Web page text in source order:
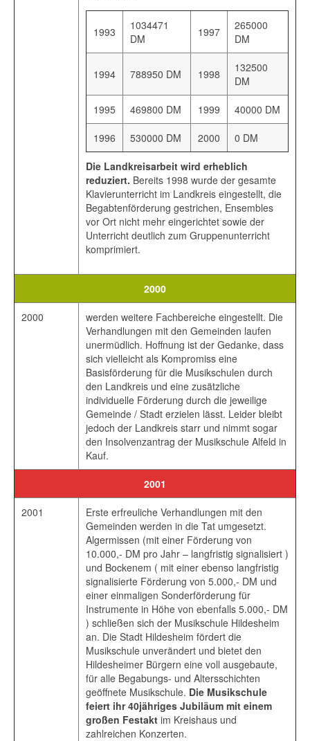
1993
1034471
DM
1997
265000
DM
1994 788950 DM 1998
132500
DM
1995 469800 DM 1999 40000 DM
1996 530000 DM 2000 0 DM
Die Landkreisarbeit wird erheblich
reduziert. Bereits 1998 wurde der gesamte
Klavierunterricht im Landkreis eingestellt, die
Begabtenförderung gestrichen, Ensembles
vor Ort nicht mehr eingerichtet sowie der
Unterricht deutlich zum Gruppenunterricht
komprimiert.
2000
2000
werden weitere Fachbereiche eingestellt. Die
Verhandlungen mit den Gemeinden laufen
unermüdlich. Hoffnung ist der Gedanke, dass
sich vielleicht als Kompromiss eine
Basisförderung für die Musikschulen durch
den Landkreis und eine zusätzliche
individuelle Förderung durch die jeweilige
Gemeinde / Stadt erzielen lässt. Leider bleibt
jedoch der Landkreis starr und nimmt sogar
den Insolvenzantrag der Musikschule Alfeld in
Kauf.
2001
2001
Erste erfreuliche Verhandlungen mit den
Gemeinden werden in die Tat umgesetzt.
Algermissen (mit einer Förderung von
10.000,- DM pro Jahr – langfristig signalisiert )
und Bockenem ( mit einer ebenso langfristig
signalisierte Förderung von 5.000,- DM und
einer einmaligen Sonderförderung für
Instrumente in Höhe von ebenfalls 5.000,- DM
) schließen sich der Musikschule Hildesheim
an. Die Stadt Hildesheim fördert die
Musikschule unverändert und bietet den
Hildesheimer Bürgern eine voll ausgebaute,
für alle Begabungs- und Altersschichten
geöffnete Musikschule. Die Musikschule
feiert ihr 40jähriges Jubiläum mit einem
großen Festakt im Kreishaus und
zahlreichen Konzerten.